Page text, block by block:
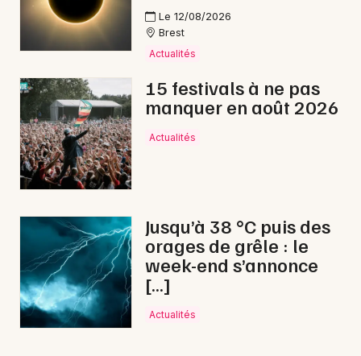
Le 12/08/2026
Brest
Actualités
15 festivals à ne pas
manquer en août 2026
Actualités
Jusqu’à 38 °C puis des
orages de grêle : le
week-end s’annonce
[…]
Actualités